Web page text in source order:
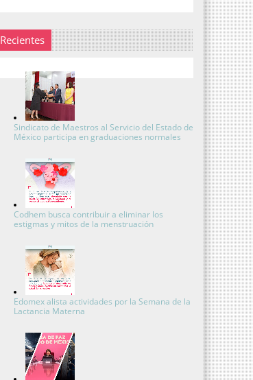
Recientes
Sindicato de Maestros al Servicio del Estado de
México participa en graduaciones normales
Codhem busca contribuir a eliminar los
estigmas y mitos de la menstruación
Edomex alista actividades por la Semana de la
Lactancia Materna